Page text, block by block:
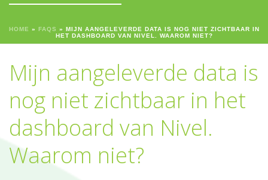
HOME » FAQS » MIJN AANGELEVERDE DATA IS NOG NIET ZICHTBAAR IN
HET DASHBOARD VAN NIVEL. WAAROM NIET?
Mijn aangeleverde data is
nog niet zichtbaar in het
dashboard van Nivel.
Waarom niet?